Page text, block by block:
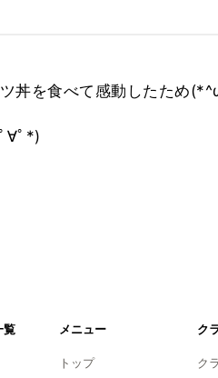
丼を食べて感動したため
∀ﾟ*)
覧 メニュー
トップ
ク
ク